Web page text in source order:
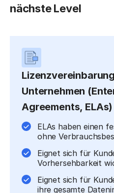
nächste Level
Unternehmen
Agreements, ELAs)
ELAs haben einen
ohne
Eignet sich für
Vorhersehbarkeit
Eignet sich für
ihre gesamte